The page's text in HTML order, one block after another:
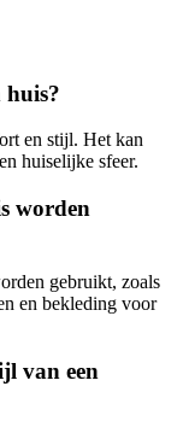
huis?
en stijl. Het kan
huiselijke sfeer.
worden
gebruikt, zoals
en bekleding voor
van een